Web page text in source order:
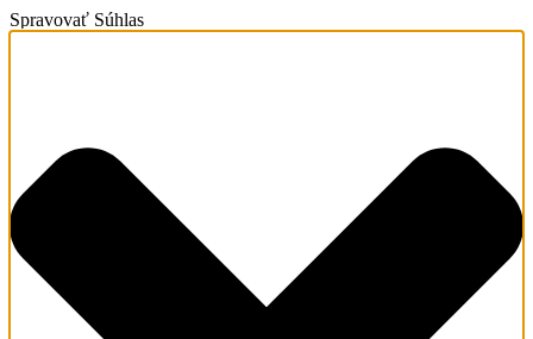
Spravovať Súhlas